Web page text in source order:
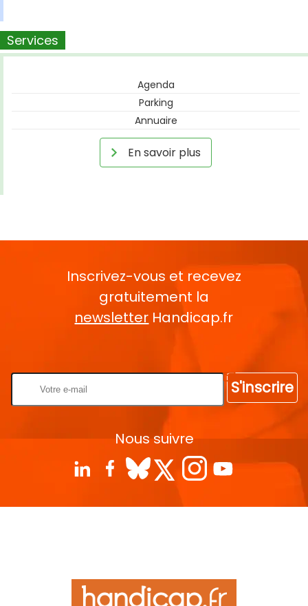
Services
Agenda
Parking
Annuaire
En savoir plus
Inscrivez-vous et recevez
gratuitement la
newsletter Handicap.fr
S'inscrire
Nous suivre